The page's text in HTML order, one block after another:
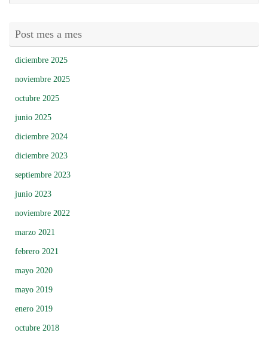
Post mes a mes
diciembre 2025
noviembre 2025
octubre 2025
junio 2025
diciembre 2024
diciembre 2023
septiembre 2023
junio 2023
noviembre 2022
marzo 2021
febrero 2021
mayo 2020
mayo 2019
enero 2019
octubre 2018